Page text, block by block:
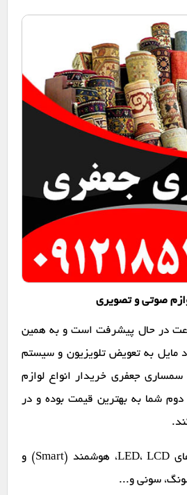
در حال پیشرفت است و به همین
مایل به تعویض تلویزیون و سیستم
جعفری خریدار انواع لوازم
شما به بهترین قیمت بوده و در
انواع تلویزیون های LED، LCD، هوشمند (Smart) و